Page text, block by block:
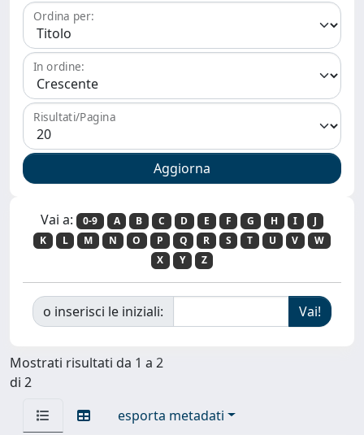
Ordina per:
In ordine:
Risultati/Pagina
Vai a: 0-9 A B C D E F G H I
J
K
L M N O P Q R S T U V
W
X
Y Z
o inserisci le iniziali:
Mostrati risultati da 1 a 2
di 2
esporta metadati